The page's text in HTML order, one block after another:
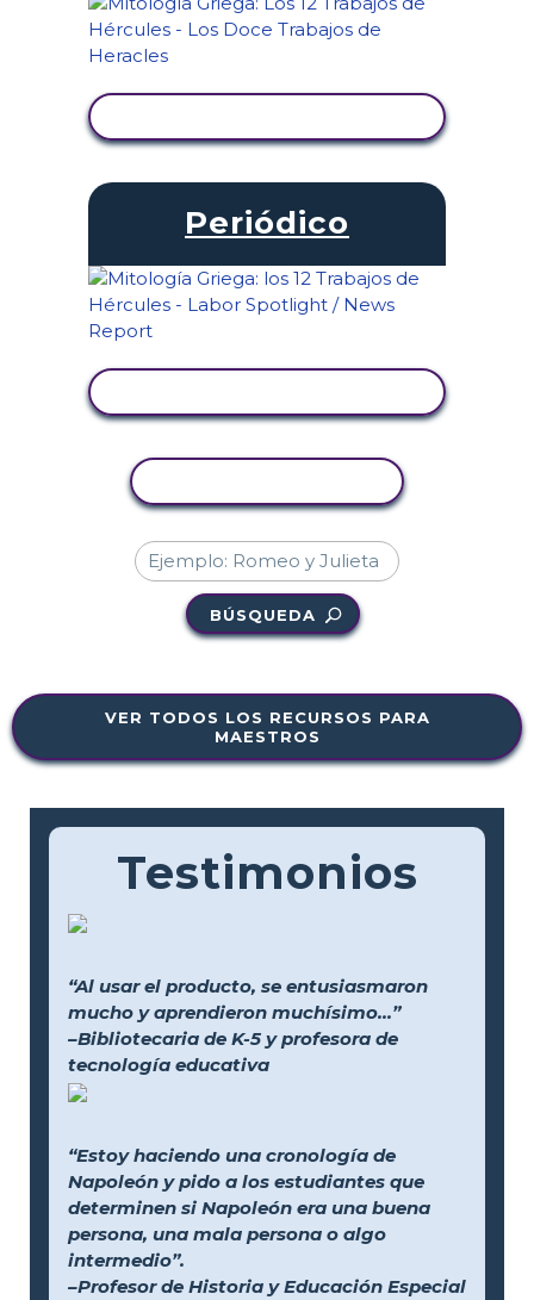
Periódico
BÚSQUEDA
VER TODOS LOS RECURSOS PARA
MAESTROS
Testimonios
“Al usar el producto, se entusiasmaron
mucho y aprendieron muchísimo...”
–Bibliotecaria de K-5 y profesora de
tecnología educativa
“Estoy haciendo una cronología de
Napoleón y pido a los estudiantes que
determinen si Napoleón era una buena
persona, una mala persona o algo
intermedio”.
–Profesor de Historia y Educación Especial